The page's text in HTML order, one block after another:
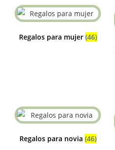
Regalos para mujer (46)
Regalos para novia (46)